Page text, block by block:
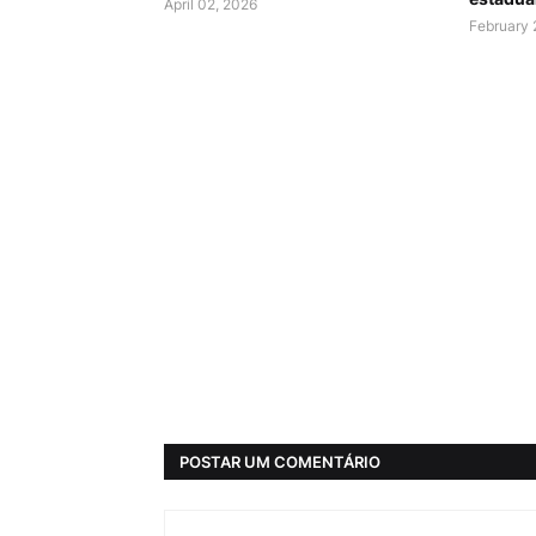
April 02, 2026
February
POSTAR UM COMENTÁRIO